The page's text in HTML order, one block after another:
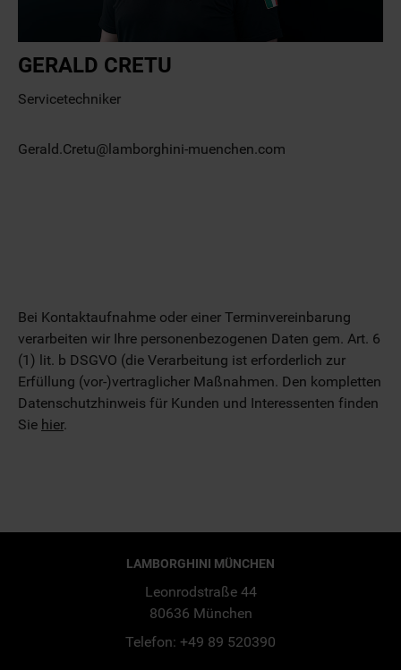
GERALD CRETU
Servicetechniker
Gerald.Cretu@lamborghini-muenchen.com
Bei Kontaktaufnahme oder einer Terminvereinbarung
verarbeiten wir Ihre personenbezogenen Daten gem. Art. 6
(1) lit. b DSGVO (die Verarbeitung ist erforderlich zur
Erfüllung (vor-)vertraglicher Maßnahmen. Den kompletten
Datenschutzhinweis für Kunden und Interessenten finden
Sie hier.
LAMBORGHINI MÜNCHEN
Leonrodstraße 44
80636 München
Telefon: +49 89 520390